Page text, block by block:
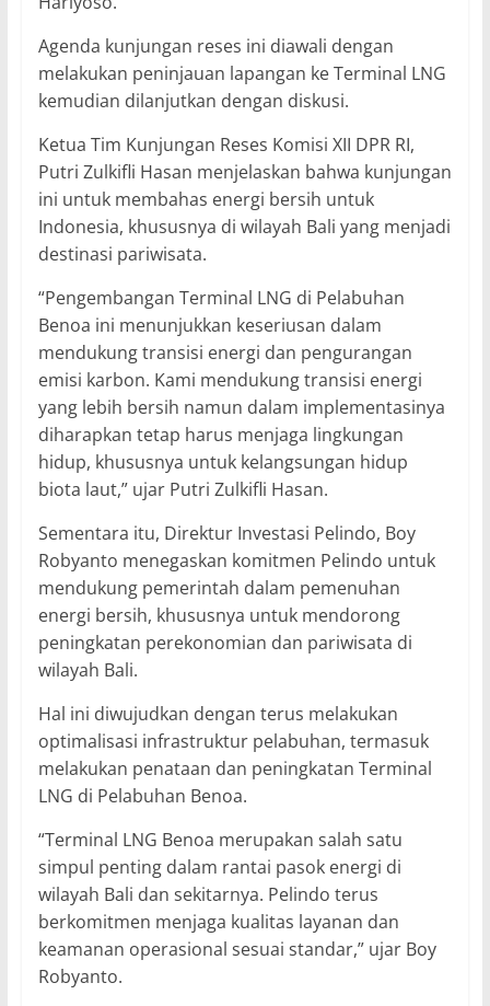
Agenda kunjungan reses ini diawali dengan
melakukan peninjauan lapangan ke Terminal LNG
kemudian dilanjutkan dengan diskusi.
Ketua Tim Kunjungan Reses Komisi XII DPR RI,
Putri Zulkifli Hasan menjelaskan bahwa kunjungan
ini untuk membahas energi bersih untuk
Indonesia, khususnya di wilayah Bali yang menjadi
destinasi pariwisata.
“Pengembangan Terminal LNG di Pelabuhan
Benoa ini menunjukkan keseriusan dalam
mendukung transisi energi dan pengurangan
emisi karbon. Kami mendukung transisi energi
yang lebih bersih namun dalam implementasinya
diharapkan tetap harus menjaga lingkungan
hidup, khususnya untuk kelangsungan hidup
biota laut,” ujar Putri Zulkifli Hasan.
Sementara itu, Direktur Investasi Pelindo, Boy
Robyanto menegaskan komitmen Pelindo untuk
mendukung pemerintah dalam pemenuhan
energi bersih, khususnya untuk mendorong
peningkatan perekonomian dan pariwisata di
wilayah Bali.
Hal ini diwujudkan dengan terus melakukan
optimalisasi infrastruktur pelabuhan, termasuk
melakukan penataan dan peningkatan Terminal
LNG di Pelabuhan Benoa.
“Terminal LNG Benoa merupakan salah satu
simpul penting dalam rantai pasok energi di
wilayah Bali dan sekitarnya. Pelindo terus
berkomitmen menjaga kualitas layanan dan
keamanan operasional sesuai standar,” ujar Boy
Robyanto.